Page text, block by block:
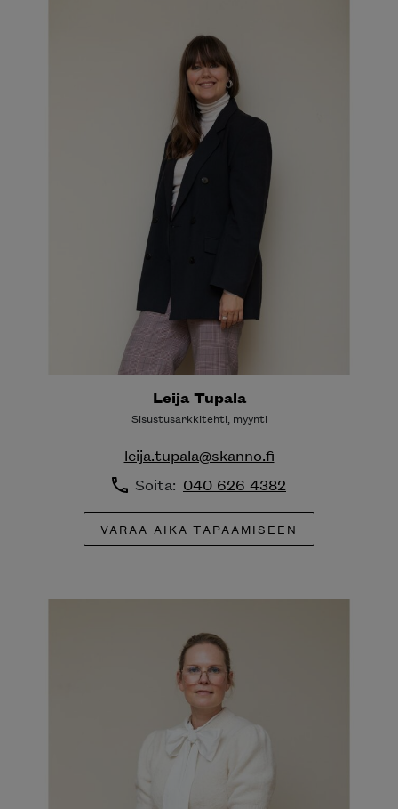
Leija Tupala
Sisustusarkkitehti, myynti
leija.tupala@skanno.fi
Soita: 040 626 4382
VARAA AIKA TAPAAMISEEN